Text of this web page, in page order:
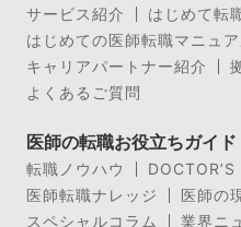
サービス紹介
はじめて転
はじめての医師転職マニュ
キャリアパートナー紹介
よくあるご質問
医師の転職お役立ちガイド
転職ノウハウ
医師転職ナレッジ
医師の
スペシャルコラム
業界ニ